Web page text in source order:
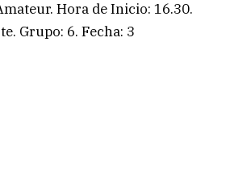
Hora de Inicio: 16.30.
Grupo: 6. Fecha: 3